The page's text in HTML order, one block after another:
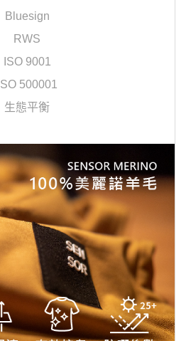
Bluesign
RWS
ISO 9001
ISO 500001
生態平衡